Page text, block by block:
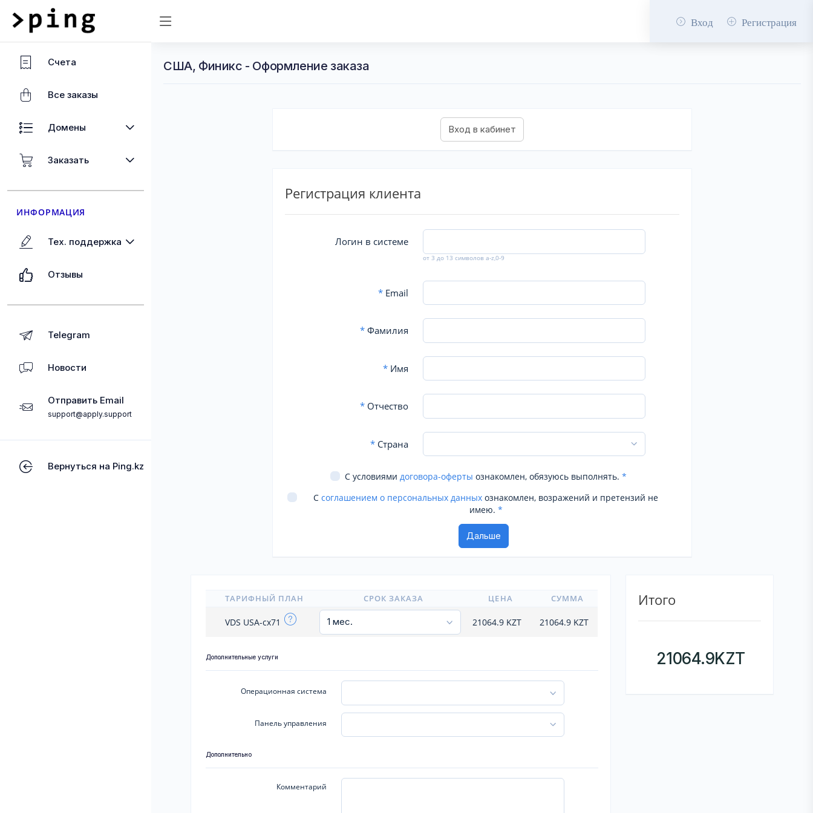
Вход Регистрация
Счета
Все заказы
Домены
Заказать
ИНФОРМАЦИЯ
Тех. поддержка
Отзывы
Telegram
Новости
Отправить Email
support@apply.support
Вернуться на Ping.kz
США, Финикс - Оформление заказа
Регистрация клиента
Логин в системе
от 3 до 13 символов a-z,0-9
*Email
*Фамилия
*Имя
*Отчество
*Страна
С условиями договора-оферты ознакомлен, обязуюсь выполнять. *
С соглашением о персональных данных ознакомлен, возражений и претензий не
имею. *
ТАРИФНЫЙ ПЛАН СРОК ЗАКАЗА ЦЕНА СУММА
VDS USA-cx71 21064.9 KZT 21064.9KZT
Дополнительные услуги
Операционная система
Панель управления
Дополнительно
Комментарий
Итого
21064.9KZT